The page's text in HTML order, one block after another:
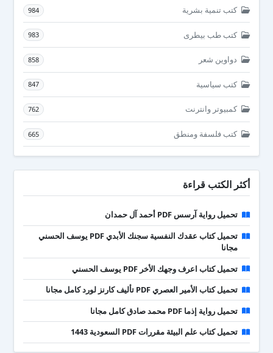
كتب تنمية بشرية 984
كتب طب بيطرى 983
دواوين شعر 858
كتب سياسية 847
كمبيوتر وانترنت 762
كتب فلسفة ومنطق 665
أكثر الكتب قراءة
تحميل رواية آرسس PDF أحمد آل حمدان
تحميل كتاب عقدك النفسية سجنك الأبدي PDF يوسف الحسني
مجانا
تحميل كتاب اعرف وجهك الأخر PDF يوسف الحسني
تحميل كتاب الأمير العصري PDF تأليف كارنز لورد كامل مجانا
تحميل رواية إذما PDF محمد صادق كامل مجانا
تحميل كتاب علم البيئة مقررات PDF السعودية 1443